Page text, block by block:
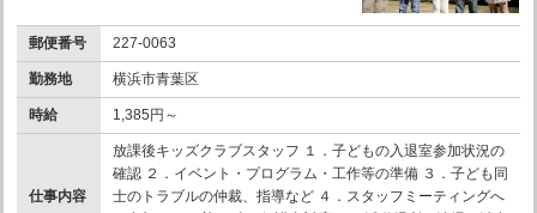
郵便番号 227-0063
勤務地 横浜市青葉区
時給 1,385円～
仕事内容
放課後キッズクラブスタッフ １．子どもの入退室参加状況の
確認 ２．イベント・プログラム・工作等の準備 ３．子ども同
士のトラブルの仲裁、指導など ４．スタッフミーティングへ